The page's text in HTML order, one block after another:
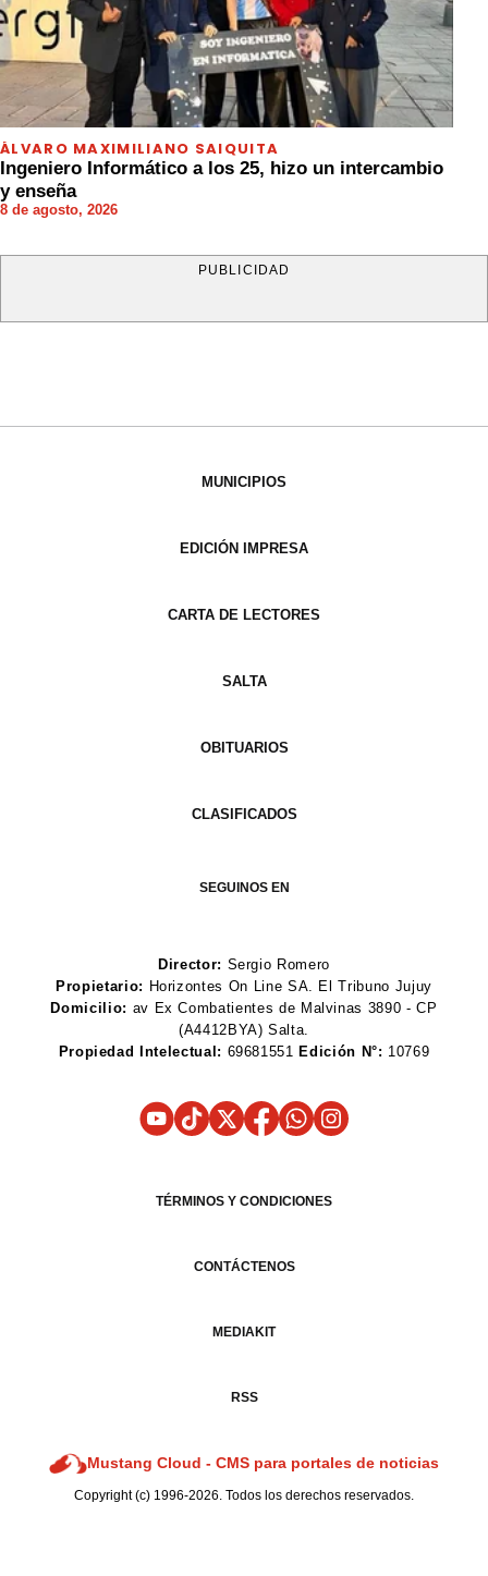
ÁLVARO MAXIMILIANO SAIQUITA
Ingeniero Informático a los 25, hizo un intercambio
y enseña
8 de agosto, 2026
PUBLICIDAD
MUNICIPIOS
EDICIÓN IMPRESA
CARTA DE LECTORES
SALTA
OBITUARIOS
CLASIFICADOS
SEGUINOS EN
Director: Sergio Romero
Propietario: Horizontes On Line SA. El Tribuno Jujuy
Domicilio: av Ex Combatientes de Malvinas 3890 - CP
(A4412BYA) Salta.
Propiedad Intelectual: 69681551 Edición N°: 10769
TÉRMINOS Y CONDICIONES
CONTÁCTENOS
MEDIAKIT
RSS
Mustang Cloud -CMS para portales de noticias
Copyright (c) 1996-2026. Todos los derechos reservados.